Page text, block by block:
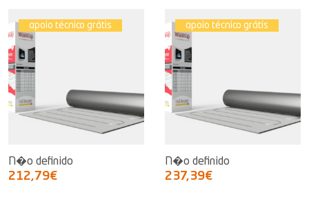
apoio técnico grátis
N�o definido
212,79€
apoio técnico grátis
N�o definido
237,39€